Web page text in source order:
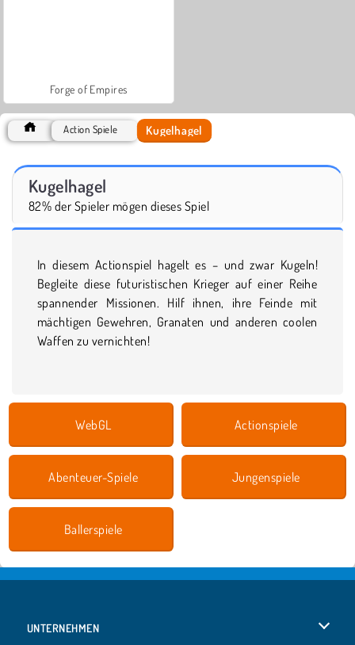
Forge of Empires
Action Spiele Kugelhagel
Kugelhagel
82% der Spieler mögen dieses Spiel
In diesem Actionspiel hagelt es – und zwar Kugeln!
Begleite diese futuristischen Krieger auf einer Reihe
spannender Missionen. Hilf ihnen, ihre Feinde mit
mächtigen Gewehren, Granaten und anderen coolen
Waffen zu vernichten!
WebGL Actionspiele
Abenteuer-Spiele Jungenspiele
Ballerspiele
UNTERNEHMEN